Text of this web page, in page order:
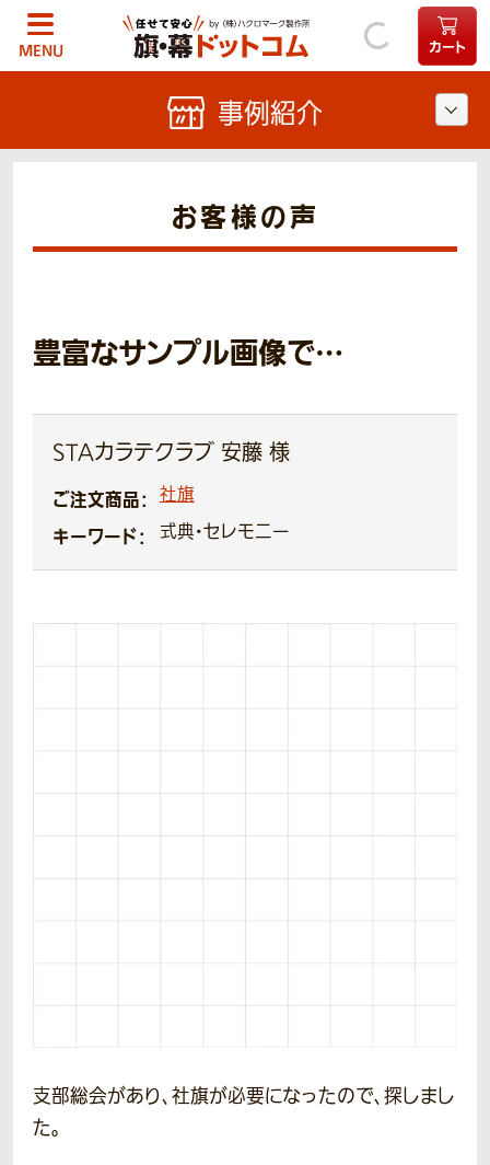
MENU カート
お客様の声
豊富なサンプル画像で…
STAカラテクラブ 安藤 様
ご注文商品： 社旗
キーワード： 式典・セレモニー
支部総会があり、社旗が必要になったので、探しまし
た。
事例紹介